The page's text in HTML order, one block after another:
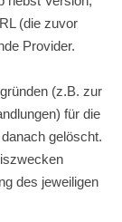
(die zuvor
Provider.
(z.B. zur
für die
gelöscht.
des jeweiligen